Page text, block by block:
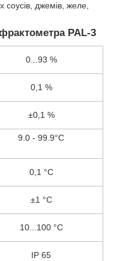
соусів, джемів, желе,
PAL-3
0...93 %
0,1 %
±0,1 %
9.0 - 99.9°C
0,1 °C
±1 °C
10...100 °C
IP 65